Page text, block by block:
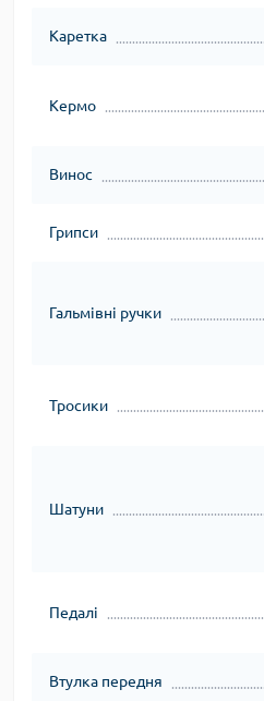
Каретка
Кермо
Винос
Грипси
Гальмівні ручки
Тросики
Шатуни
Педалі
Втулка передня